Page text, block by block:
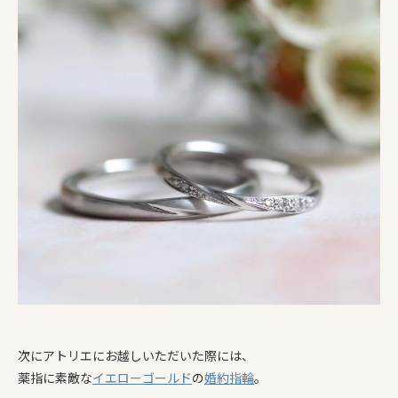
次にアトリエにお越しいただいた際には、
薬指に素敵なイエローゴールドの婚約指輪。